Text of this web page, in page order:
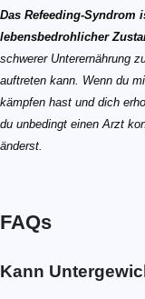
Das Refeeding-Syndrom
lebensbedrohlicher
schwerer Unterernährung
auftreten kann. Wenn du
kämpfen hast und dich
du unbedingt einen Arzt
änderst.
FAQs
Kann